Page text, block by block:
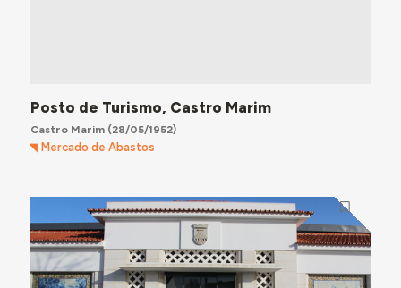
Posto de Turismo, Castro Marim
Castro Marim(28/05/1952)
Mercado de Abastos